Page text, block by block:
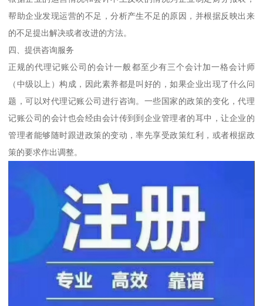
帮助企业发现运营的不足，分析产生不足的原因，并根据反映出来
的不足提出解决或者改进的方法。
四、提供咨询服务
正规的代理记账公司的会计一般都至少有三个会计加一格会计师
（中级以上）构成，因此素养都是叫好的，如果企业出现了什么问
题，可以对代理记账公司进行咨询。一些国家的政策的变化，代理
记账公司的会计也会经由会计传到到企业管理者的耳中，让企业的
管理者能够随时跟进政策的变动，率先享受政策红利，或者根据政
策的要求作出调整。